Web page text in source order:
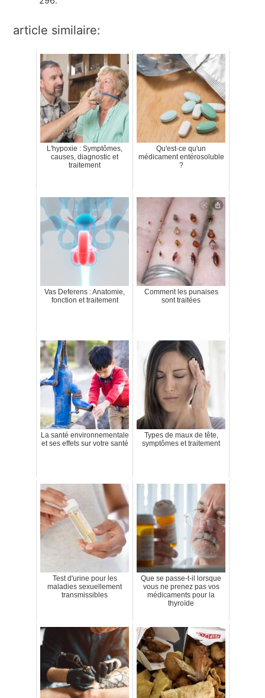
article similaire:
L'hypoxie : Symptômes,
causes, diagnostic et
traitement
Qu'est-ce qu'un
médicament entérosoluble
?
Vas Deferens : Anatomie,
fonction et traitement
Comment les punaises
sont traitées
La santé environnementale
et ses effets sur votre santé
Types de maux de tête,
symptômes et traitement
Test d'urine pour les
maladies sexuellement
transmissibles
Que se passe-t-il lorsque
vous ne prenez pas vos
médicaments pour la
thyroïde